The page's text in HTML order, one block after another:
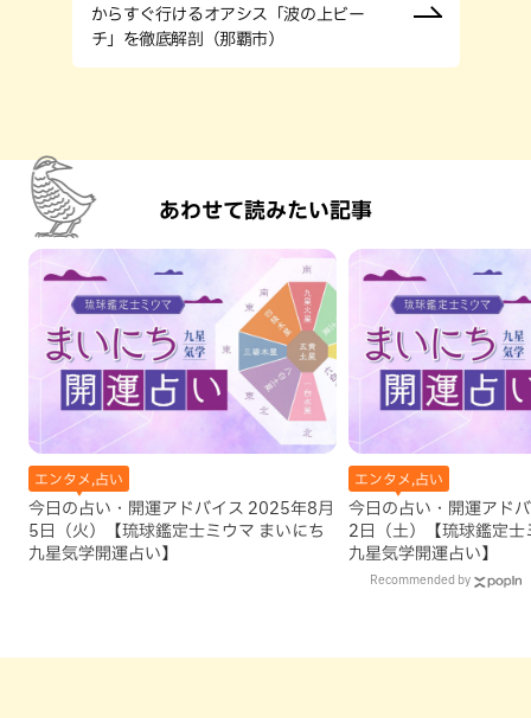
からすぐ行けるオアシス「波の上ビー
チ」を徹底解剖（那覇市）
あわせて読みたい記事
エンタメ,占い
今日の占い・開運アドバイス 2025年8月
5日（火）【琉球鑑定士ミウマ まいにち
九星気学開運占い】
エンタメ,占い
今日の占い・開運アド
2日（土）【琉球鑑定士
九星気学開運占い】
Recommended by